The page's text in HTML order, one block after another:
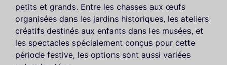
petits et grands. Entre les chasses aux œufs
organisées dans les jardins historiques, les ateliers
créatifs destinés aux enfants dans les musées, et
les spectacles spécialement conçus pour cette
période festive, les options sont aussi variées